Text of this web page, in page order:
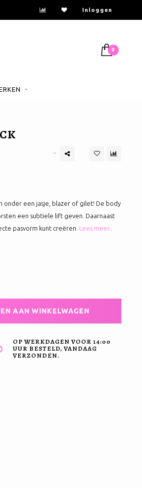
Inloggen
0
onder een jasje, blazer of gilet! De body
een subtiele lift geven. Daarnaast
pasvorm kunt creëren. Lees meer..
AAN WINKELWAGEN
OP WERKDAGEN VOOR 14:00
UUR BESTELD, VANDAAG
VERZONDEN.